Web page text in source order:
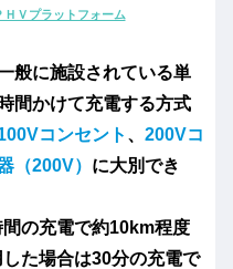
Ｖプラットフォーム
般に施設されている単
間かけて充電する方式
コンセント 、 200Vコ
（200V） に大別でき
の充電で約10km程度
した場合は30分の充電で